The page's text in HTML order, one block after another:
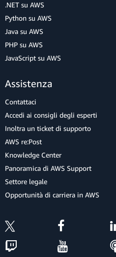
.NET su AWS
Python su AWS
Java su AWS
PHP su AWS
JavaScript su AWS
Assistenza
Contattaci
Accedi ai consigli degli esperti
Inoltra un ticket di supporto
AWS re:Post
Knowledge Center
Panoramica di AWS Support
Settore legale
Opportunità di carriera in AWS